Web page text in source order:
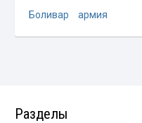
Боливар
армия
Разделы